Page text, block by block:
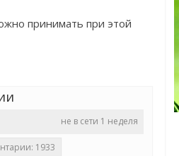
принимать при этой
не в сети 1 неделя
1933